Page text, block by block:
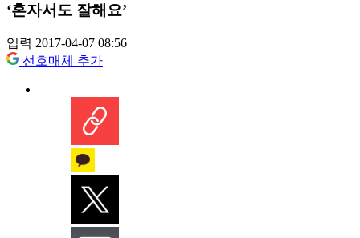
‘혼자서도 잘해요’
입력 2017-04-07 08:56
선호매체 추가